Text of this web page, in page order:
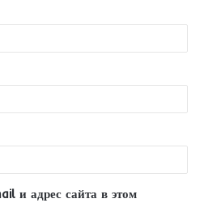
и адрес сайта в этом